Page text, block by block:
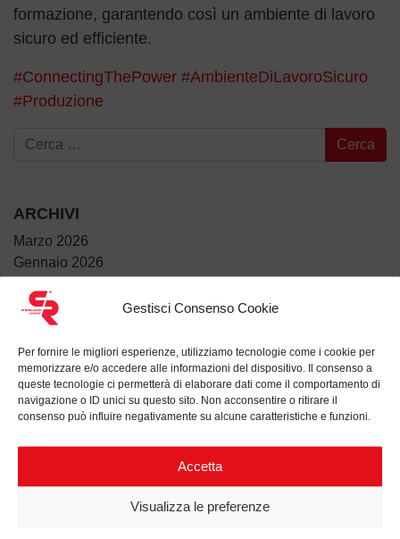
Gestisci Consenso Cookie
Per fornire le migliori esperienze, utilizziamo tecnologie come i cookie per
memorizzare e/o accedere alle informazioni del dispositivo. Il consenso a
queste tecnologie ci permetterà di elaborare dati come il comportamento di
navigazione o ID unici su questo sito. Non acconsentire o ritirare il
consenso può influire negativamente su alcune caratteristiche e funzioni.
Accetta
Visualizza le preferenze
formazione, garantendo così un ambiente di lavoro
sicuro ed efficiente.
#ConnectingThePower #AmbienteDiLavoroSicuro
#Produzione
Ricerca per:
ARCHIVI
Marzo 2026
Gennaio 2026
Luglio 2025
Giugno 2025
Maggio 2025
Aprile 2025
Marzo 2025
Febbraio 2025